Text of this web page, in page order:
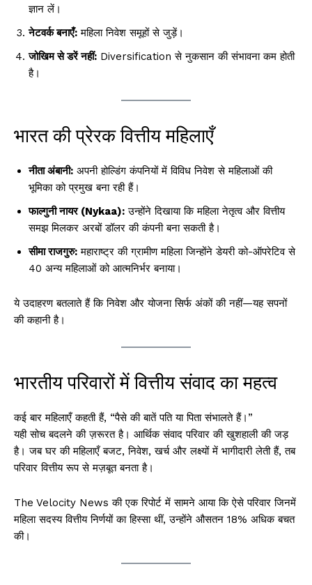
ज्ञान लें।
नेटवर्क बनाएँ: महिला निवेश समूहों से जुड़ें।
जोखिम से डरें नहीं: Diversification से नुकसान की संभावना कम होती
है।
भारत की प्रेरक वित्तीय महिलाएँ
नीता अंबानी: अपनी होल्डिंग कंपनियों में विविध निवेश से महिलाओं की
भूमिका को प्रमुख बना रही हैं।
फाल्गुनी नायर (Nykaa): उन्होंने दिखाया कि महिला नेतृत्व और वित्तीय
समझ मिलकर अरबों डॉलर की कंपनी बना सकती है।
सीमा राजगुरु: महाराष्ट्र की ग्रामीण महिला जिन्होंने डेयरी को-ऑपरेटिव से
40 अन्य महिलाओं को आत्मनिर्भर बनाया।
ये उदाहरण बतलाते हैं कि निवेश और योजना सिर्फ अंकों की नहीं—यह सपनों
की कहानी है।
भारतीय परिवारों में वित्तीय संवाद का महत्व
कई बार महिलाएँ कहती हैं, “पैसे की बातें पति या पिता संभालते हैं।”
यही सोच बदलने की ज़रूरत है। आर्थिक संवाद परिवार की खुशहाली की जड़
है। जब घर की महिलाएँ बजट, निवेश, खर्च और लक्ष्यों में भागीदारी लेती हैं, तब
परिवार वित्तीय रूप से मज़बूत बनता है।
The Velocity News की एक रिपोर्ट में सामने आया कि ऐसे परिवार जिनमें
महिला सदस्य वित्तीय निर्णयों का हिस्सा थीं, उन्होंने औसतन 18% अधिक बचत
की।